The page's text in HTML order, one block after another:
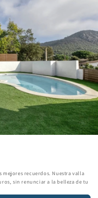
mejores recuerdos. Nuestra valla
sin renunciar a la belleza de tu